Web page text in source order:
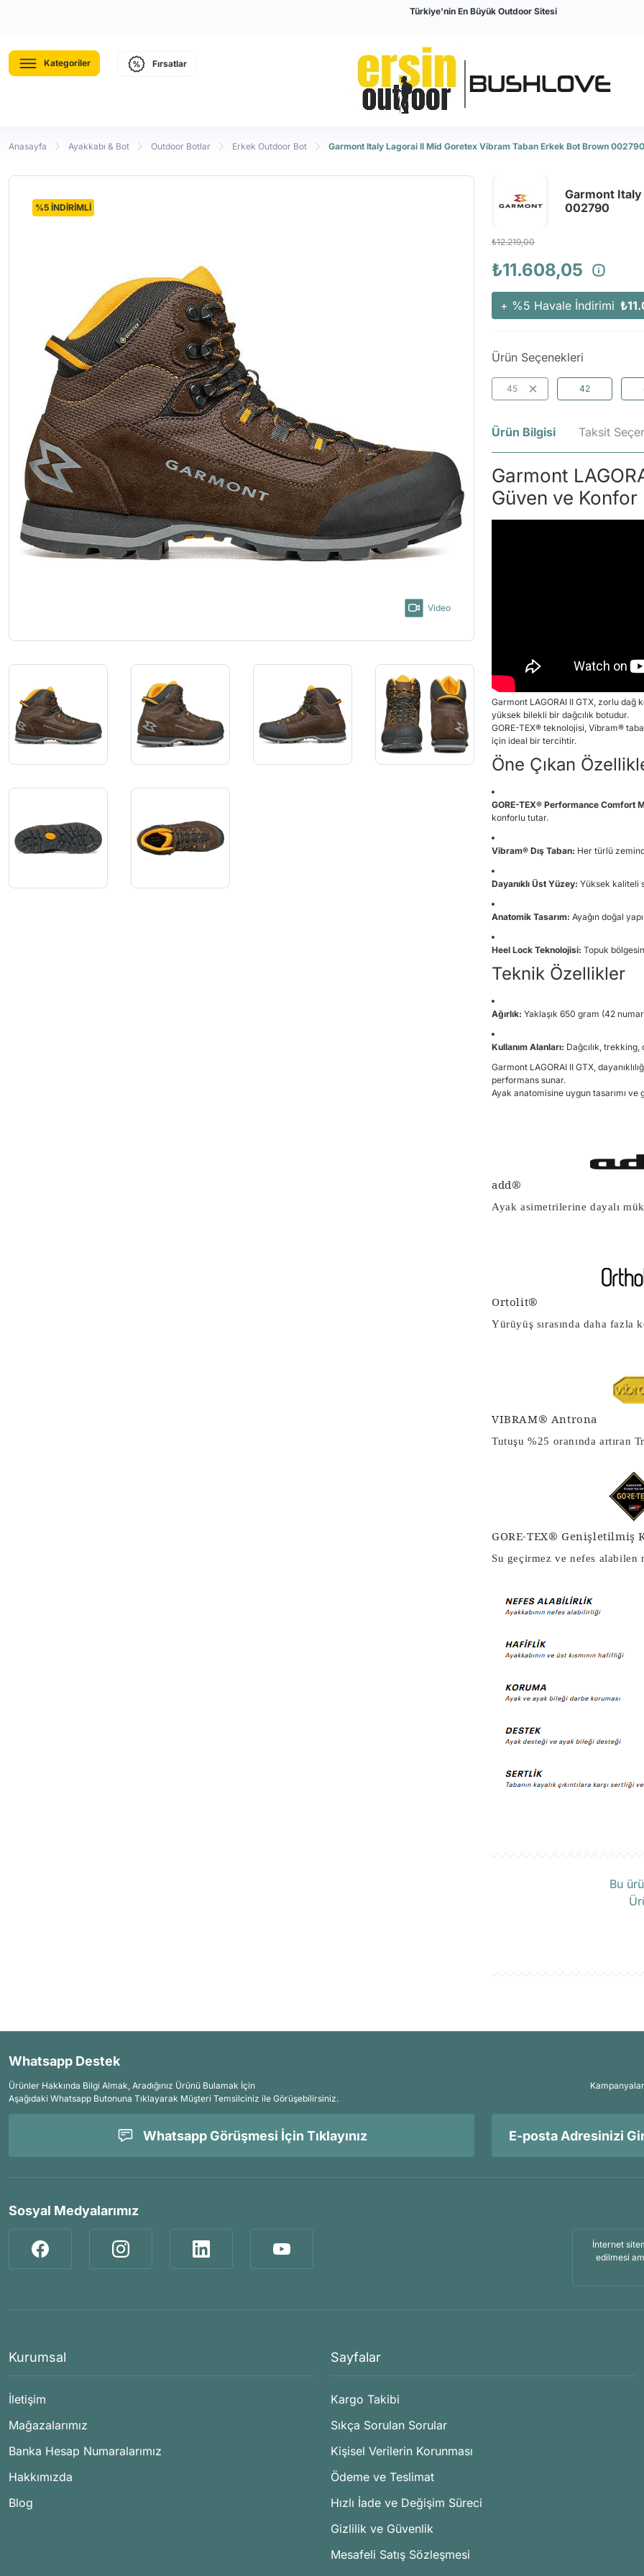
Türkiye'nin En Büyük Outdoor Sitesi
Kategoriler Fırsatlar
Anasayfa Ayakkabı & Bot Outdoor Botlar Erkek Outdoor Bot Garmont Italy Lagorai II Mid Goretex Vibram Taban Erkek Bot Brown 002790
%5 İNDİRİMLİ
Video
Garmont
002790
₺12.219,00
₺11.608,05
+ %5 Havale İndirimi
Ürün Seçenekleri
45 42
Ürün Bilgisi Taksit
Garmont
Güven ve Konfor
Garmont LAGORAI II GTX, zorlu
yüksek bilekli bir dağcılık botudur.
GORE-TEX® teknolojisi, Vibram®
için ideal bir tercihtir.
Öne Çıkan
GORE-TEX® Performance Comfort
konforlu tutar.
Vibram® Dış Taban: Her türlü
Dayanıklı Üst Yüzey: Yüksek kaliteli
Anatomik Tasarım: Ayağın doğal
Heel Lock Teknolojisi: Topuk
Teknik Özellikler
Ağırlık: Yaklaşık 650 gram (42
Kullanım Alanları: Dağcılık,
Garmont LAGORAI II GTX,
performans sunar.
Ayak anatomisine uygun tasarımı
add®
Ayak asimetrilerine dayalı
Ortolit®
Yürüyüş sırasında daha
VIBRAM® Antrona
Tutuşu %25 oranında artıran
GORE-TEX® Genişletilmiş
Su geçirmez ve nefes
Ayağınızın ayakkabının içine iyi
Ayakkabıyı ayakta deneyin,
Sıklıkla ayağa çok yapışan botlar
tehlikeye atar, ayağın bildiği gibi,
Bunun yerine, şüpheye
Bu
Whatsapp Destek
Ürünler Hakkında Bilgi Almak, Aradığınız Ürünü Bulamak İçin
Aşağıdaki Whatsapp Butonuna Tıklayarak Müşteri Temsilciniz ile Görüşebilirsiniz.
Whatsapp Görüşmesi İçin Tıklayınız
Sosyal Medyalarımız
İnternet
edilmesi
Kurumsal
İletişim
Mağazalarımız
Banka Hesap Numaralarımız
Hakkımızda
Blog
Sayfalar
Kargo Takibi
Sıkça Sorulan Sorular
Kişisel Verilerin Korunması
Ödeme ve Teslimat
Hızlı İade ve Değişim Süreci
Gizlilik ve Güvenlik
Mesafeli Satış Sözleşmesi